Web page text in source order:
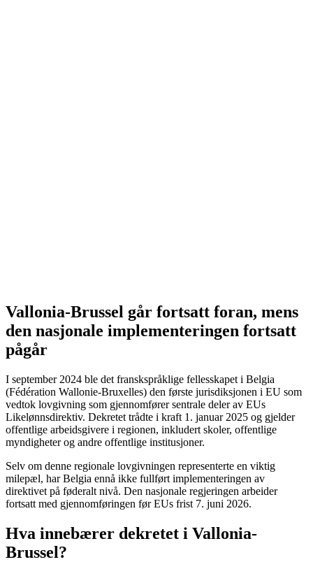
Vallonia-Brussel går fortsatt foran, mens
den nasjonale implementeringen fortsatt
pågår
I september 2024 ble det franskspråklige fellesskapet i Belgia
(Fédération Wallonie-Bruxelles) den første jurisdiksjonen i EU som
vedtok lovgivning som gjennomfører sentrale deler av EUs
Likelønnsdirektiv. Dekretet trådte i kraft 1. januar 2025 og gjelder
offentlige arbeidsgivere i regionen, inkludert skoler, offentlige
myndigheter og andre offentlige institusjoner.
Selv om denne regionale lovgivningen representerte en viktig
milepæl, har Belgia ennå ikke fullført implementeringen av
direktivet på føderalt nivå. Den nasjonale regjeringen arbeider
fortsatt med gjennomføringen før EUs frist 7. juni 2026.
Hva innebærer dekretet i Vallonia-
Brussel?